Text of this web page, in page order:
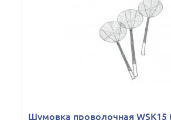
Шумовка проволочная WSK15